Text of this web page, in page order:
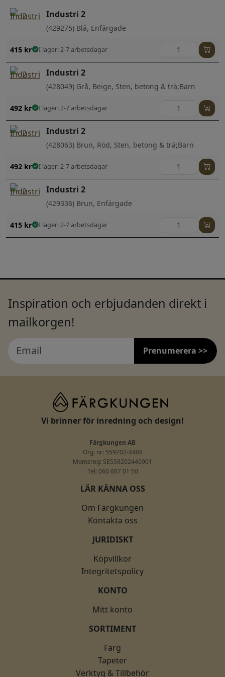
Industri 2
(429275) Blå, Enfärgade
415 kr I lager: 2-7 arbetsdagar
Industri 2
(428049) Grå, Beige, Sten, betong & trä;Barn
492 kr I lager: 2-7 arbetsdagar
Industri 2
(428063) Brun, Röd, Sten, betong & trä;Barn
492 kr I lager: 2-7 arbetsdagar
Industri 2
(429336) Brun, Enfärgade
415 kr I lager: 2-7 arbetsdagar
Inspiration och erbjudanden direkt i
mailkorgen!
Prenumerera >>
Vi brinner för inredning och design!
Färgkungen AB
Org. nr: 559202-4409
Momsreg: SE559202440901
Tel: 060 607 01 50
LÄR KÄNNA OSS
Om Färgkungen
Kontakta oss
JURIDISKT
Köpvillkor
Integritetspolicy
KONTO
Mitt konto
SORTIMENT
Färg
Tapeter
Verktyg & Tillbehör